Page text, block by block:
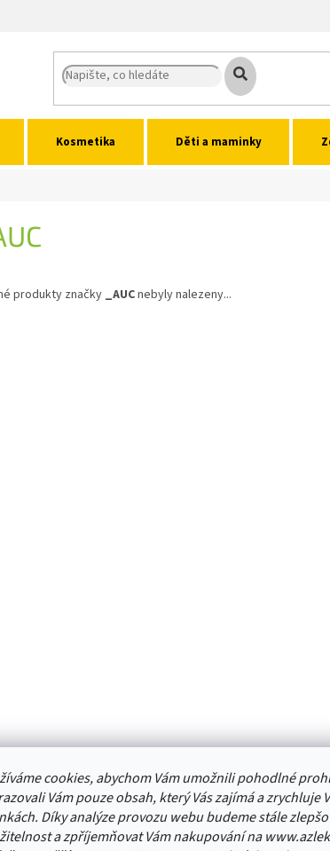
cookies, abychom Vám umožnili pohodlné
Vám pouze obsah, který Vás zajímá a zrychluje
Díky analýze provozu webu budeme stále
a zpříjemňovat Vám nakupování na
Kosmetika Děti a maminky
produkty značky _AUCnebyly nalezeny...